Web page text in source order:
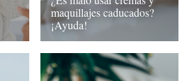
maquillajes caducados?
¡Ayuda!